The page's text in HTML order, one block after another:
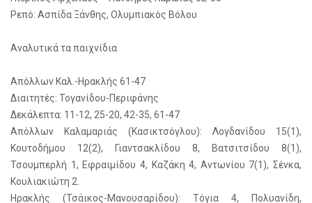
Ρεπό: Ασπίδα Ξάνθης, Ολυμπιακός Βόλου
Αναλυτικά τα παιχνίδια
Απόλλων Καλ.-Ηρακλής 61-47
Διαιτητές: Τογανίδου-Περιφάνης
Δεκάλεπτα: 11-12, 25-20, 42-35, 61-47
Απόλλων Καλαμαριάς (Κασικτσόγλου): Λογδανίδου 15(1),
Κουτοδήμου 12(2), Γιαντσακλίδου 8, Βατσιτσίδου 8(1),
Τσουμπερλή 1, Εφραιμίδου 4, Καζάκη 4, Αντωνίου 7(1), Σένκα,
Κουλιακιώτη 2.
Ηρακλής (Τσάικος-Μανουσαρίδου): Τόγια 4, Πολυανίδη,